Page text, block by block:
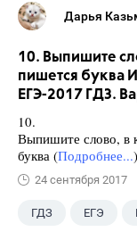
Дарья
10. Выпишите
пишется буква
ЕГЭ-2017 ГДЗ.
10.
Выпишите слово, в
буква (Подробнее...)
24 сентября 2017
ГДЗ ЕГЭ